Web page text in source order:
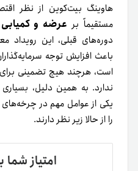
هاوینگ بیت‌کوین از نظر
مستقیماً بر عرضه و
دوره‌های قبلی، این رویداد
باعث افزایش توجه
است، هرچند هیچ تضمینی
یکی از عوامل مهم در چرخه‌های
را از حالا زیر نظر دارند.
امتیاز شما